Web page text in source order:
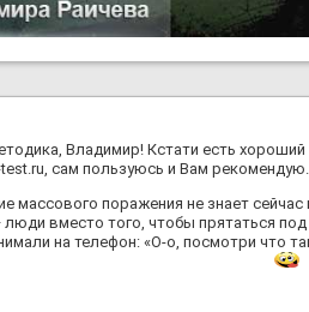
Владимир! Кстати есть
сам пользуюсь и Вам рекомендую.
массового поражения не знает
вместо того, чтобы прятаться
на телефон: «О-о, посмотри что